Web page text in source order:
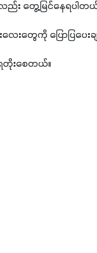
း တွေ့မြင်နေရပါတ
တွေကို ပြောပြပေးခ
တိုးစေတယ်။